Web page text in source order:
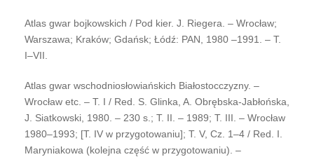
Atlas gwar bojkowskich / Pod kier. J. Riegera. – Wrocław;
Warszawa; Kraków; Gdańsk; Łódź: PAN, 1980 –1991. – T.
I–VII.
Atlas gwar wschodniosłowiańskich Białostocczyzny. –
Wrocław etc. – T. I / Red. S. Glinka, A. Obrębska-Jabłońska,
J. Siatkowski, 1980. – 230 s.; T. II. – 1989; T. III. – Wrocław
1980–1993; [Т. IV w przygotowaniu]; Т. V, Cz. 1–4 / Red. I.
Maryniakowa (kolejna część w przygotowaniu). –